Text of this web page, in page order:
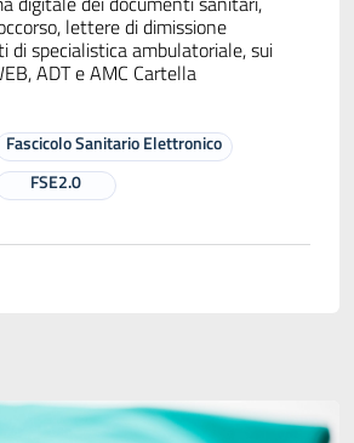
lettere di dimissione
di specialistica ambulatoriale, sui
ADT e AMC Cartella
Fascicolo Sanitario Elettronico
FSE2.0